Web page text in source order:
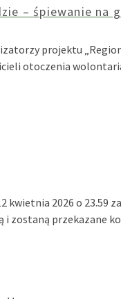
– śpiewanie na
projektu
otoczenia
2026 o
i zostaną przekazane